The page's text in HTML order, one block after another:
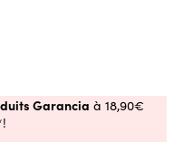
Garancia à 18,90€